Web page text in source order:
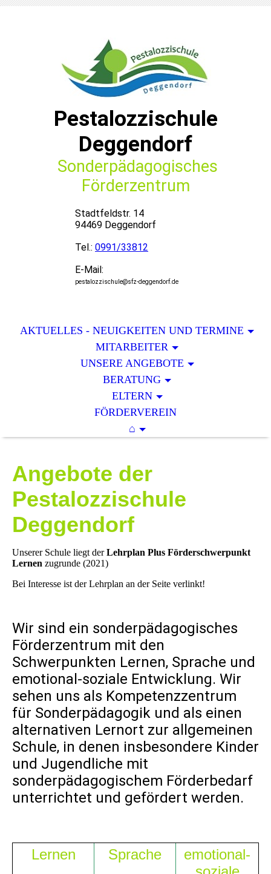
Pestalozzischule
Deggendorf
Sonderpädagogisches
Förderzentrum
Stadtfeldstr. 14
94469 Deggendorf
Tel.: 0991/33812
E-Mail:
pestalozzischule@sfz-deggendorf.de
AKTUELLES - NEUIGKEITEN UND TERMINE
MITARBEITER
UNSERE ANGEBOTE
BERATUNG
ELTERN
FÖRDERVEREIN
⌂
Angebote der
Pestalozzischule
Deggendorf
Unserer Schule liegt derLehrplan Plus Förderschwerpunkt
Lernen zugrunde (2021)
Bei Interesse ist der Lehrplan an der Seite verlinkt!
Wir sind ein sonderpädagogisches
Förderzentrum mit den
Schwerpunkten Lernen, Sprache und
emotional-soziale Entwicklung. Wir
sehen uns als Kompetenzzentrum
für Sonderpädagogik und als einen
alternativen Lernort zur allgemeinen
Schule, in denen insbesondere Kinder
und Jugendliche mit
sonderpädagogischem Förderbedarf
unterrichtet und gefördert werden.
Lernen Sprache
emotional-